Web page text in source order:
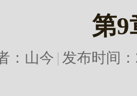
第9
： 山今 | 发布时间